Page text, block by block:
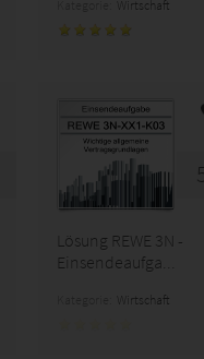
Wirtschaft
Lösung REWE 3N -
Einsendeaufga...
Wirtschaft